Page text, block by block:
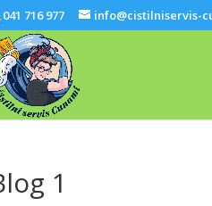
041 716 977 info@cistilniservis-
1